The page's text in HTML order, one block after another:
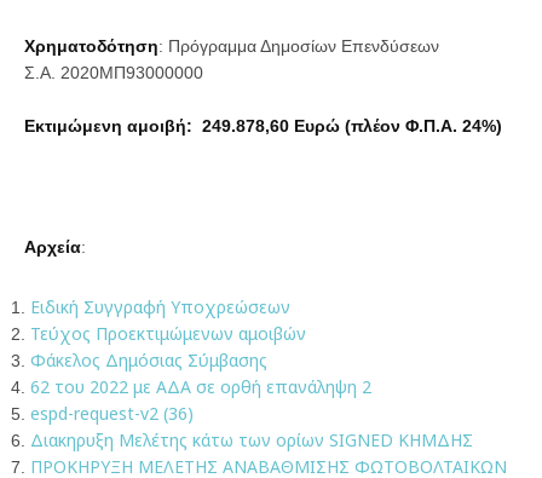
Χρηματοδότηση: Πρόγραμμα Δημοσίων Επενδύσεων
Σ.Α. 2020ΜΠ93000000
Εκτιμώμενη αμοιβή: 249.878,60 Ευρώ (πλέον Φ.Π.Α. 24%)
Αρχεία:
Ειδική Συγγραφή Υποχρεώσεων
Τεύχος Προεκτιμώμενων αμοιβών
Φάκελος Δημόσιας Σύμβασης
62 του 2022 με ΑΔΑ σε ορθή επανάληψη 2
espd-request-v2 (36)
Διακηρυξη Μελέτης κάτω των ορίων SIGNED ΚΗΜΔΗΣ
ΠΡΟΚΗΡΥΞΗ ΜΕΛΕΤΗΣ ΑΝΑΒΑΘΜΙΣΗΣ ΦΩΤΟΒΟΛΤΑΙΚΩΝ